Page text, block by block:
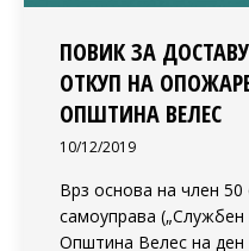
ПОВИК ЗА
ОТКУП НА
ОПШТИНА ВЕЛЕС
10/12/2019
Врз основа на член
самоуправа
Општина Велес на ден